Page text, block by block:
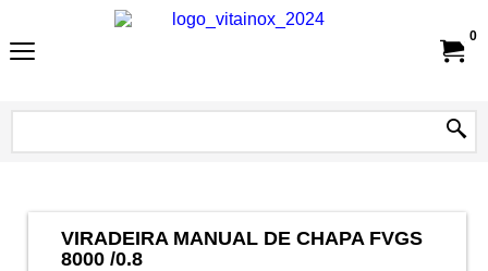
0
VIRADEIRA MANUAL DE CHAPA FVGS
8000 /0.8